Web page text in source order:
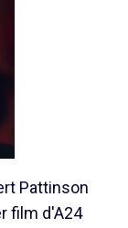
Pattinson
film d'A24